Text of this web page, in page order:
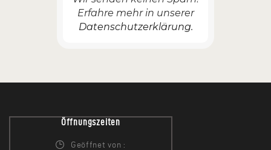
Erfahre mehr in unserer
Datenschutzerklärung.
Öffnungszeiten
Geöffnet von :